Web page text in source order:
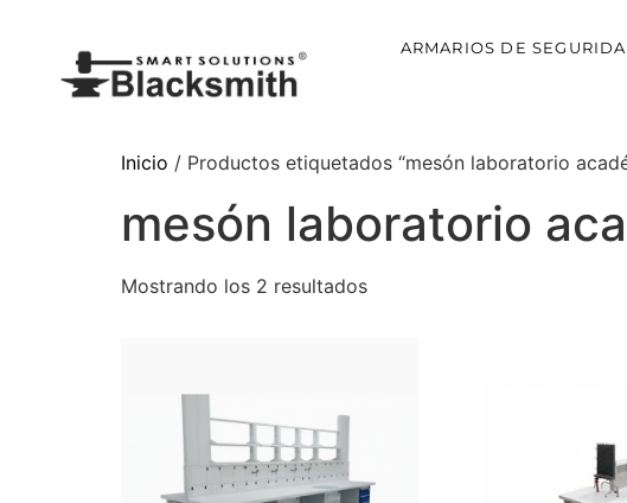
ARMARIOS DE
Inicio / Productos etiquetados “mesón laboratorio
mesón laboratorio
Mostrando los 2 resultados